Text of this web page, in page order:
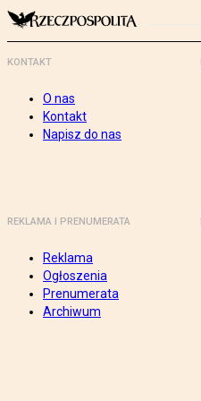
KONTAKT
O nas
Kontakt
Napisz do nas
REKLAMA I PRENUMERATA
Reklama
Ogłoszenia
Prenumerata
Archiwum